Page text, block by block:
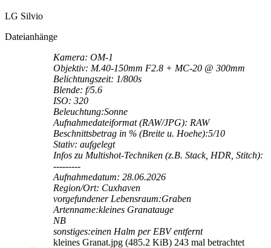
LG Silvio
Dateianhänge
Kamera: OM-1
Objektiv: M.40-150mm F2.8 + MC-20 @ 300mm
Belichtungszeit: 1/800s
Blende: f/5.6
ISO: 320
Beleuchtung:Sonne
Aufnahmedateiformat (RAW/JPG): RAW
Beschnittsbetrag in % (Breite u. Hoehe):5/10
Stativ: aufgelegt
Infos zu Multishot-Techniken (z.B. Stack, HDR, Stitch):
---------
Aufnahmedatum: 28.06.2026
Region/Ort: Cuxhaven
vorgefundener Lebensraum:Graben
Artenname:kleines Granatauge
NB
sonstiges:einen Halm per EBV entfernt
kleines Granat.jpg (485.2 KiB) 243 mal betrachtet